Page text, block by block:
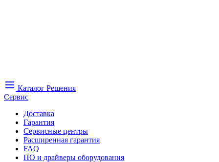
Каталог Решения
Сервис
Доставка
Гарантия
Сервисные центры
Расширенная гарантия
FAQ
ПО и драйверы оборудования